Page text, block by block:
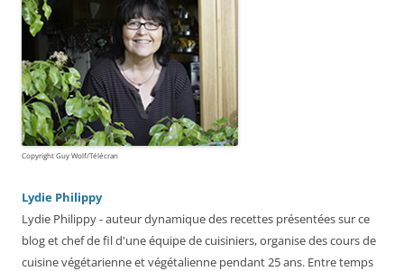
Copyright Guy Wolf/Télécran
Lydie Philippy
Lydie Philippy - auteur dynamique des recettes présentées sur ce
blog et chef de fil d'une équipe de cuisiniers, organise des cours de
cuisine végétarienne et végétalienne pendant 25 ans. Entre temps